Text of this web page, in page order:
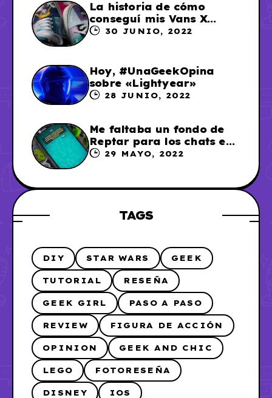
La historia de cómo
conseguí mis Vans X
Sailor Moon
30 JUNIO, 2022
Hoy, #UnaGeekOpina
sobre «Lightyear»
28 JUNIO, 2022
Me faltaba un fondo de
Reptar para los chats en
WhatsApp, así que me lo
29 MAYO, 2022
TAGS
DIY STAR WARS GEEK
TUTORIAL RESEÑA
GEEK GIRL PASO A PASO
REVIEW FIGURA DE ACCIÓN
OPINION GEEK AND CHIC
LEGO FOTORESEÑA
DISNEY IOS